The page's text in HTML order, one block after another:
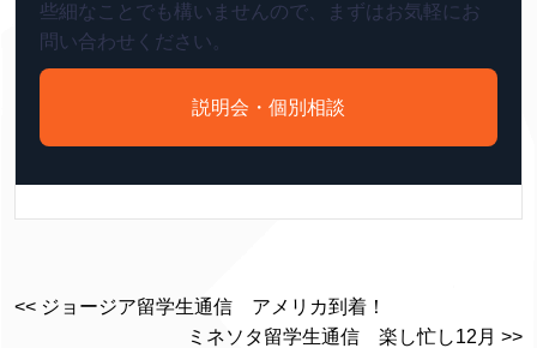
些細なことでも構いませんので、まずはお気軽にお
問い合わせください。
説明会・個別相談
<< ジョージア留学生通信 アメリカ到着！
ミネソタ留学生通信 楽し忙し12月 >>